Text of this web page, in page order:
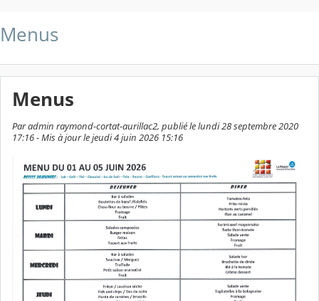
Menus
Menus
Par admin raymond-cortat-aurillac2, publié le lundi 28 septembre 2020
17:16 - Mis à jour le jeudi 4 juin 2026 15:16